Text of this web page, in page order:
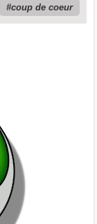
coup de coeur